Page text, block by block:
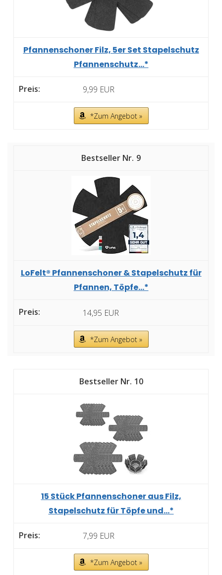
Pfannenschoner Filz, 5er Set Stapelschutz
Pfannenschutz...*
9,99 EUR
*Zum Angebot »
9
LoFelt® Pfannenschoner & Stapelschutz für
Pfannen, Töpfe...*
14,95 EUR
*Zum Angebot »
10
15 Stück Pfannenschoner aus Filz,
Stapelschutz für Töpfe und...*
7,99 EUR
*Zum Angebot »